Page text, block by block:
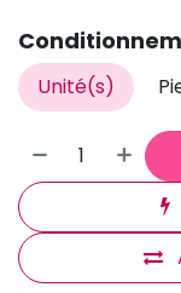
Unité(s)